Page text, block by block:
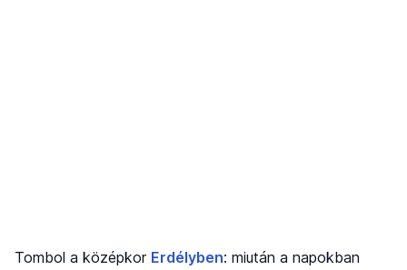
Tombol a középkor Erdélyben: miután a napokban